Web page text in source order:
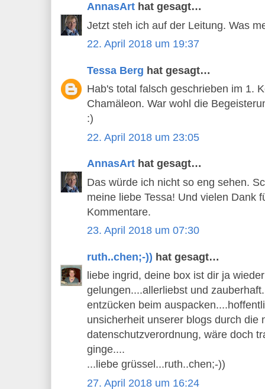
AnnasArt hat gesagt…
Jetzt steh ich auf der Leitung. Was
22. April 2018 um 19:37
Tessa Berg hat gesagt…
Hab's total falsch geschrieben im 1.
Chamäleon. War wohl die
:)
22. April 2018 um 23:05
AnnasArt hat gesagt…
Das würde ich nicht so eng sehen.
meine liebe Tessa! Und vielen Dank
Kommentare.
23. April 2018 um 07:30
ruth..chen;-)) hat gesagt…
liebe ingrid, deine box ist dir ja
gelungen....allerliebst und
entzücken beim
unsicherheit unserer blogs durch die
datenschutzverordnung, wäre doch
ginge....
...liebe grüssel...ruth..chen;-))
27. April 2018 um 16:24